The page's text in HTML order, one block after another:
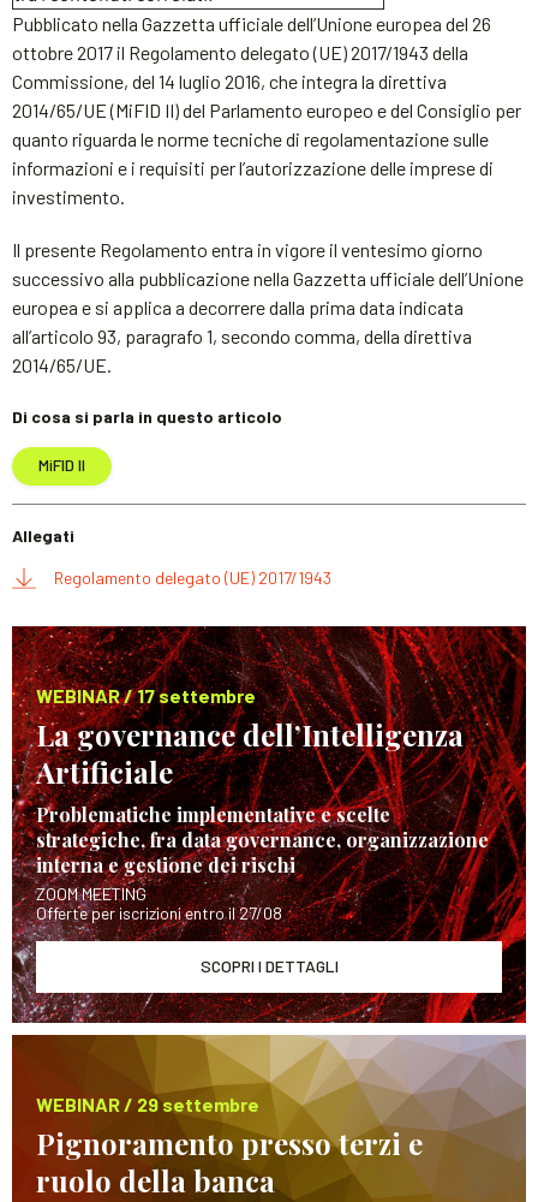
Pubblicato nella Gazzetta ufficiale dell’Unione europea del 26
ottobre 2017 il Regolamento delegato (UE) 2017/1943 della
Commissione, del 14 luglio 2016, che integra la direttiva
2014/65/UE (MiFID II) del Parlamento europeo e del Consiglio per
quanto riguarda le norme tecniche di regolamentazione sulle
informazioni e i requisiti per l’autorizzazione delle imprese di
investimento.
Il presente Regolamento entra in vigore il ventesimo giorno
successivo alla pubblicazione nella Gazzetta ufficiale dell’Unione
europea e si applica a decorrere dalla prima data indicata
all’articolo 93, paragrafo 1, secondo comma, della direttiva
2014/65/UE.
Di cosa si parla in questo articolo
MiFID II
Allegati
Regolamento delegato (UE) 2017/1943
WEBINAR / 17 settembre
La governance dell’Intelligenza
Artificiale
Problematiche implementative e scelte
strategiche, fra data governance, organizzazione
interna e gestione dei rischi
ZOOM MEETING
Offerte per iscrizioni entro il 27/08
SCOPRI I DETTAGLI
WEBINAR / 29 settembre
Pignoramento presso terzi e
ruolo della banca